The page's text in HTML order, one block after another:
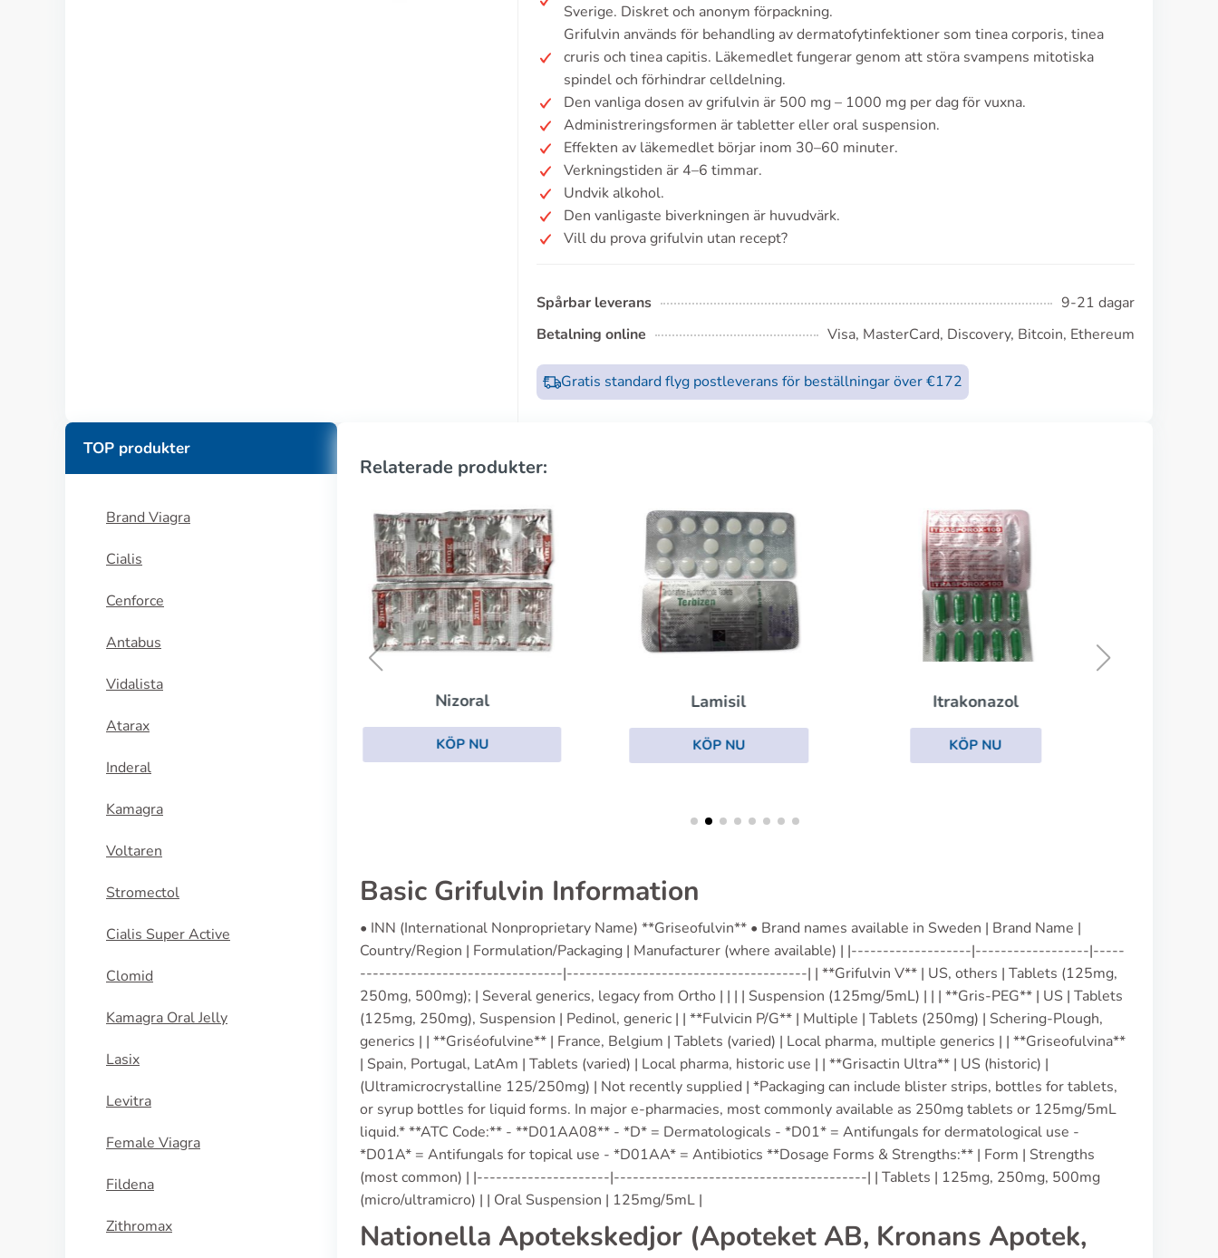
Sverige. Diskret och anonym förpackning.
Grifulvin används för behandling av dermatofytinfektioner som tinea corporis, tinea
cruris och tinea capitis. Läkemedlet fungerar genom att störa svampens mitotiska
spindel och förhindrar celldelning.
Den vanliga dosen av grifulvin är 500 mg – 1000 mg per dag för vuxna.
Administreringsformen är tabletter eller oral suspension.
Effekten av läkemedlet börjar inom 30–60 minuter.
Verkningstiden är 4–6 timmar.
Undvik alkohol.
Den vanligaste biverkningen är huvudvärk.
Vill du prova grifulvin utan recept?
Spårbar leverans
9-21 dagar
Betalning online
Visa, MasterCard, Discovery, Bitcoin, Ethereum
Gratis standard flyg postleverans för beställningar över €172
TOP produkter
Brand Viagra
Cialis
Cenforce
Antabus
Vidalista
Atarax
Inderal
Kamagra
Voltaren
Stromectol
Cialis Super Active
Clomid
Kamagra Oral Jelly
Lasix
Levitra
Female Viagra
Fildena
Zithromax
Relaterade produkter:
Lamisil
KÖP NU
Itrakonazol
KÖP NU
Clotrimazol
KÖP NU
Basic Grifulvin Information
• INN (International Nonproprietary Name) **Griseofulvin** • Brand names available in Sweden | Brand Name |
Country/Region | Formulation/Packaging | Manufacturer (where available) | |-------------------|------------------|-----
--------------------------------|--------------------------------------| | **Grifulvin V** | US, others | Tablets (125mg,
250mg, 500mg); | Several generics, legacy from Ortho | | | | Suspension (125mg/5mL) | | | **Gris-PEG** | US | Tablets
(125mg, 250mg), Suspension | Pedinol, generic | | **Fulvicin P/G** | Multiple | Tablets (250mg) | Schering-Plough,
generics | | **Griséofulvine** | France, Belgium | Tablets (varied) | Local pharma, multiple generics | | **Griseofulvina**
| Spain, Portugal, LatAm | Tablets (varied) | Local pharma, historic use | | **Grisactin Ultra** | US (historic) |
(Ultramicrocrystalline 125/250mg) | Not recently supplied | *Packaging can include blister strips, bottles for tablets,
or syrup bottles for liquid forms. In major e-pharmacies, most commonly available as 250mg tablets or 125mg/5mL
liquid.* **ATC Code:** - **D01AA08** - *D* = Dermatologicals - *D01* = Antifungals for dermatological use -
*D01A* = Antifungals for topical use - *D01AA* = Antibiotics **Dosage Forms & Strengths:** | Form | Strengths
(most common) | |---------------------|----------------------------------------| | Tablets | 125mg, 250mg, 500mg
(micro/ultramicro) | | Oral Suspension | 125mg/5mL |
Nationella Apotekskedjor (Apoteket AB, Kronans Apotek,